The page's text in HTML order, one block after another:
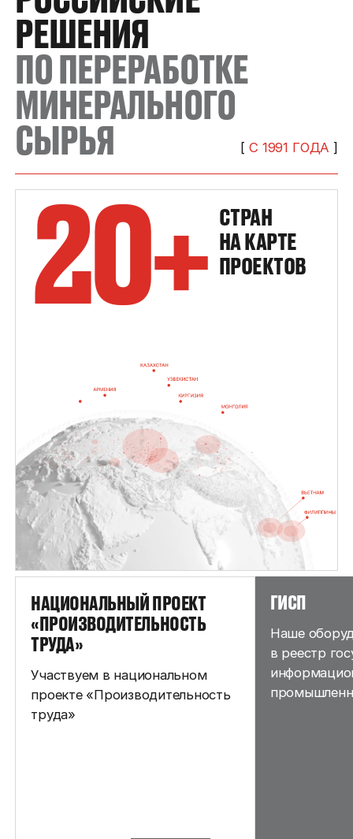
РЕШЕНИЯ
ПО ПЕРЕРАБОТКЕ
МИНЕРАЛЬНОГО
СЫРЬЯ
[С 1991 ГОДА ]
20+ СТРАН
НА КАРТЕ
ПРОЕКТОВ
НАЦИОНАЛЬНЫЙ ПРОЕКТ
«ПРОИЗВОДИТЕЛЬНОСТЬ
ТРУДА»
Участвуем в национальном
проекте «Производительность
труда»
ГИСП
Наше
в реестр